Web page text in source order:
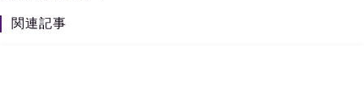
関連記事